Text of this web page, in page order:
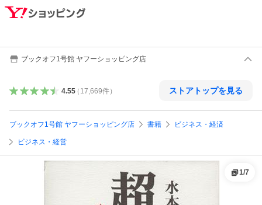
ブックオフ1号館 ヤフーショッピング店
4.55（ 17,669件） ストアトップを見る
ブックオフ1号館 ヤフーショッピング店 書籍 ビジネス・経済
ビジネス・経営
1/7